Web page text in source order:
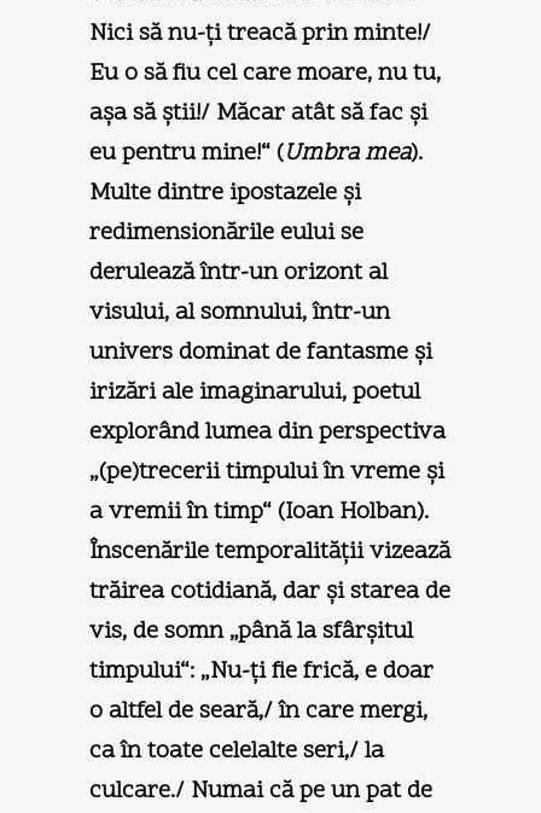
Nici să nu-ţi treacă prin minte!/
Eu o să fiu cel care moare, nu tu,
aşa să ştii!/ Măcar atât să fac şi
eu pentru mine!“ (Umbra mea).
Multe dintre ipostazele şi
redimensionările eului se
derulează într-un orizont al
visului, al somnului, într-un
univers dominat de fantasme şi
irizări ale imaginarului, poetul
explorând lumea din perspectiva
„(pe)trecerii timpului în vreme şi
a vremii în timp“ (Ioan Holban).
Înscenările temporalităţii vizează
trăirea cotidiană, dar şi starea de
vis, de somn „până la sfârşitul
timpului“: „Nu-ţi fie frică, e doar
o altfel de seară,/ în care mergi,
ca în toate celelalte seri,/ la
culcare./ Numai că pe un pat de